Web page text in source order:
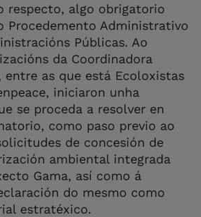
respecto, algo obrigatorio
Procedemento Administrativo
Públicas. Ao
da Coordinadora
entre as que está Ecoloxistas
iniciaron unha
se proceda a resolver en
como paso previo ao
de concesión de
ambiental integrada
Gama, así como á
do mesmo como
estratéxico.